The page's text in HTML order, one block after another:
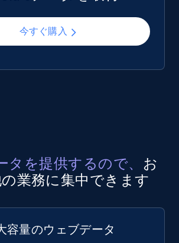
今すぐ購入
タを提供するので、 お
業務に集中できます
容量のウェブデータ